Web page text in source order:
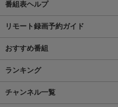
番組表ヘルプ
リモート録画予約ガイド
おすすめ番組
ランキング
チャンネル一覧